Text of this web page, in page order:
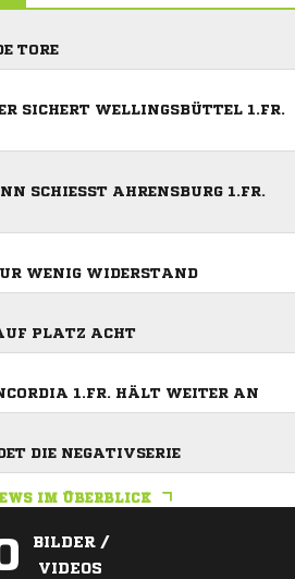
TORE
SICHERT WELLINGSBÜTTEL 1.FR.
SCHIESST AHRENSBURG 1.FR. Z
WENIG WIDERSTAND
PLATZ ACHT
1.FR. HÄLT WEITER AN
DIE NEGATIVSERIE
IM ÜBERBLICK
BILDER /
VIDEOS